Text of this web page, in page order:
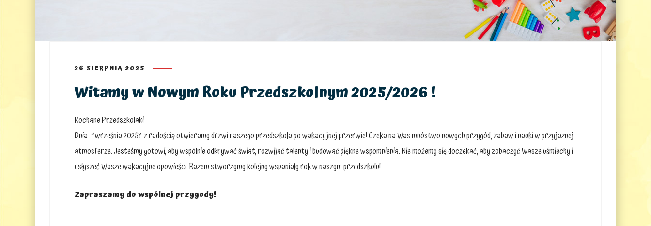
26 SIERPNIA 2025
Witamy w Nowym Roku Przedszkolnym 2025/2026 !
Kochane Przedszkolaki
Dnia 1 września 2025r. z radością otwieramy drzwi naszego przedszkola po wakacyjnej przerwie! Czeka na Was mnóstwo nowych przygód, zabaw i nauki w przyjaznej
atmosferze. Jesteśmy gotowi, aby wspólnie odkrywać świat, rozwijać talenty i budować piękne wspomnienia. Nie możemy się doczekać, aby zobaczyć Wasze uśmiechy i
usłyszeć Wasze wakacyjne opowieści. Razem stworzymy kolejny wspaniały rok w naszym przedszkolu!
Zapraszamy do wspólnej przygody!